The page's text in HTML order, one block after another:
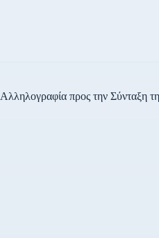
Αλληλογραφία προς την Σύνταξη